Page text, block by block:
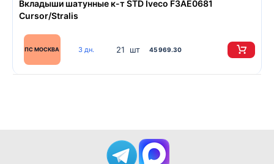
Вкладыши шатунные к-т STD Iveco F3AE0681
Cursor/Stralis
ПС МОСКВА 3 дн. 21 шт 45 969.30